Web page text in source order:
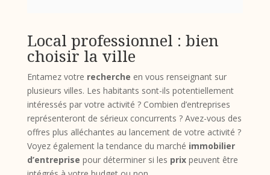
Local professionnel : bien
choisir la ville
Entamez votre recherche en vous renseignant sur
plusieurs villes. Les habitants sont-ils potentiellement
intéressés par votre activité ? Combien d’entreprises
représenteront de sérieux concurrents ? Avez-vous des
offres plus alléchantes au lancement de votre activité ?
Voyez également la tendance du marché immobilier
d’entreprise pour déterminer si les prixpeuvent être